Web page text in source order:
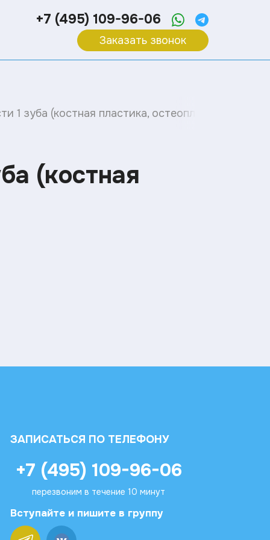
+7 (495) 109-96-06
Заказать звонок
1 зуба (костная пластика, остеопластика)
(костная
ЗАПИСАТЬСЯ ПО ТЕЛЕФОНУ
+7 (495) 109-96-06
перезвоним в течение 10 минут
Вступайте и пишите в группу